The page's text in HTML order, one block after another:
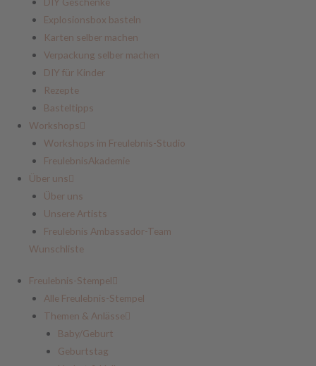
Explosionsbox basteln
Karten selber machen
Verpackung selber machen
DIY für Kinder
Rezepte
Basteltipps
Workshops
Workshops im Freulebnis-Studio
FreulebnisAkademie
Über uns
Über uns
Unsere Artists
Freulebnis Ambassador-Team
Wunschliste
Freulebnis-Stempel
Alle Freulebnis-Stempel
Themen & Anlässe
Baby/Geburt
Geburtstag